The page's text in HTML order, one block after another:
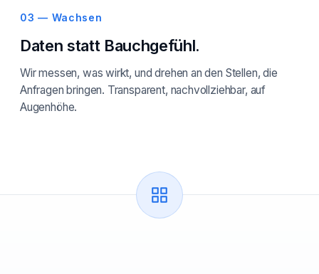
03 — Wachsen
Daten statt Bauchgefühl.
Wir messen, was wirkt, und drehen an den Stellen, die
Anfragen bringen. Transparent, nachvollziehbar, auf
Augenhöhe.